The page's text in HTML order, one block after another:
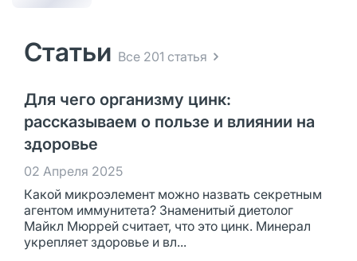
Статьи Все 201 статья
Для чего организму цинк:
рассказываем о пользе и влиянии на
здоровье
02 Апреля 2025
Какой микроэлемент можно назвать секретным
агентом иммунитета? Знаменитый диетолог
Майкл Мюррей считает, что это цинк. Минерал
укрепляет здоровье и вл...